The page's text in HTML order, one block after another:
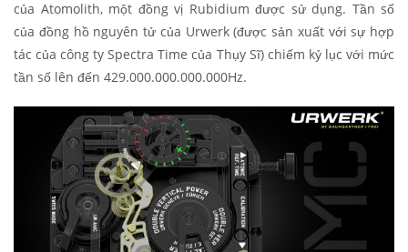
của Atomolith, một đồng vị Rubidium được sử dụng. Tần số
của đồng hồ nguyên tử của Urwerk (được sản xuất với sự hợp
tác của công ty Spectra Time của Thụy Sĩ) chiếm kỷ lục với mức
tần số lên đến 429.000.000.000.000Hz.